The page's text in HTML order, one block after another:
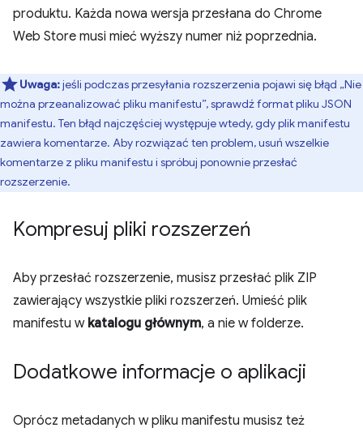
produktu. Każda nowa wersja przesłana do Chrome
Web Store musi mieć wyższy numer niż poprzednia.
Uwaga:jeśli podczas przesyłania rozszerzenia pojawi się błąd „Nie
można przeanalizować pliku manifestu”, sprawdź format pliku JSON
manifestu. Ten błąd najczęściej występuje wtedy, gdy plik manifestu
zawiera komentarze. Aby rozwiązać ten problem, usuń wszelkie
komentarze z pliku manifestu i spróbuj ponownie przesłać
rozszerzenie.
Kompresuj pliki rozszerzeń
Aby przesłać rozszerzenie, musisz przesłać plik ZIP
zawierający wszystkie pliki rozszerzeń. Umieść plik
manifestu w katalogu głównym, a nie w folderze.
Dodatkowe informacje o aplikacji
Oprócz metadanych w pliku manifestu musisz też